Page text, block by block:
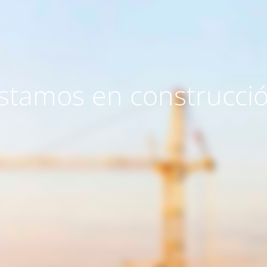
en